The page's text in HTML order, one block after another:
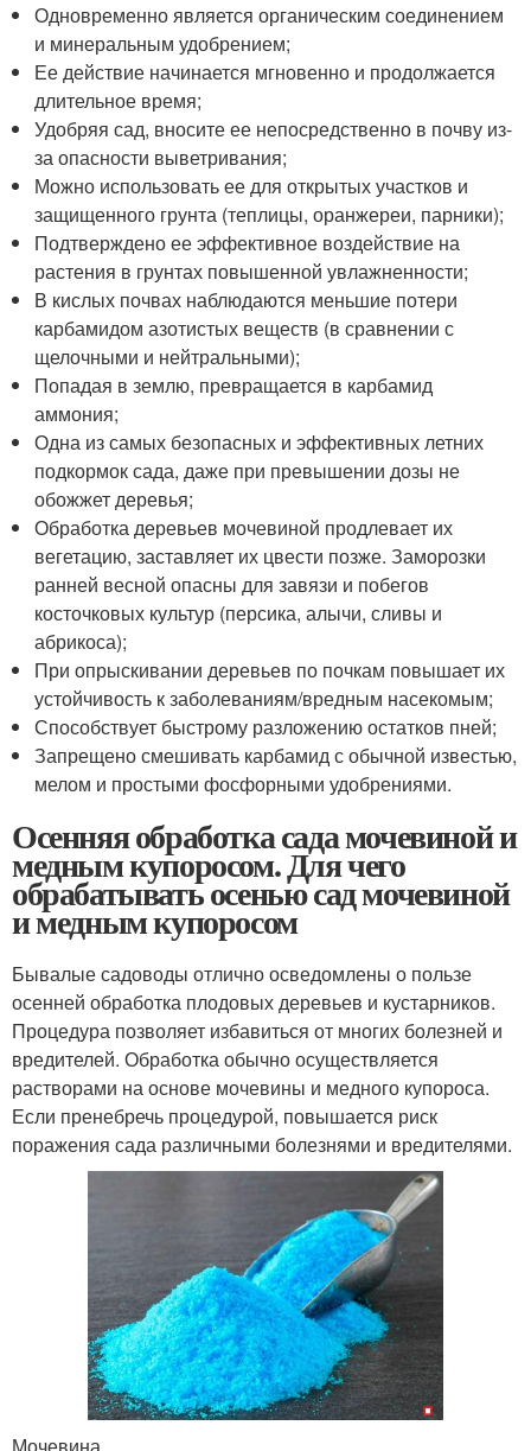
Одновременно является органическим соединением
и минеральным удобрением;
Ее действие начинается мгновенно и продолжается
длительное время;
Удобряя сад, вносите ее непосредственно в почву из-
за опасности выветривания;
Можно использовать ее для открытых участков и
защищенного грунта (теплицы, оранжереи, парники);
Подтверждено ее эффективное воздействие на
растения в грунтах повышенной увлажненности;
В кислых почвах наблюдаются меньшие потери
карбамидом азотистых веществ (в сравнении с
щелочными и нейтральными);
Попадая в землю, превращается в карбамид
аммония;
Одна из самых безопасных и эффективных летних
подкормок сада, даже при превышении дозы не
обожжет деревья;
Обработка деревьев мочевиной продлевает их
вегетацию, заставляет их цвести позже. Заморозки
ранней весной опасны для завязи и побегов
косточковых культур (персика, алычи, сливы и
абрикоса);
При опрыскивании деревьев по почкам повышает их
устойчивость к заболеваниям/вредным насекомым;
Способствует быстрому разложению остатков пней;
Запрещено смешивать карбамид с обычной известью,
мелом и простыми фосфорными удобрениями.
Осенняя обработка сада мочевиной и
медным купоросом. Для чего
обрабатывать осенью сад мочевиной
и медным купоросом
Бывалые садоводы отлично осведомлены о пользе
осенней обработка плодовых деревьев и кустарников.
Процедура позволяет избавиться от многих болезней и
вредителей. Обработка обычно осуществляется
растворами на основе мочевины и медного купороса.
Если пренебречь процедурой, повышается риск
поражения сада различными болезнями и вредителями.